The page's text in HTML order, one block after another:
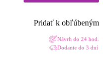
Pridať k obľúbeným
Návrh do 24 hod.
Dodanie do 3 dní